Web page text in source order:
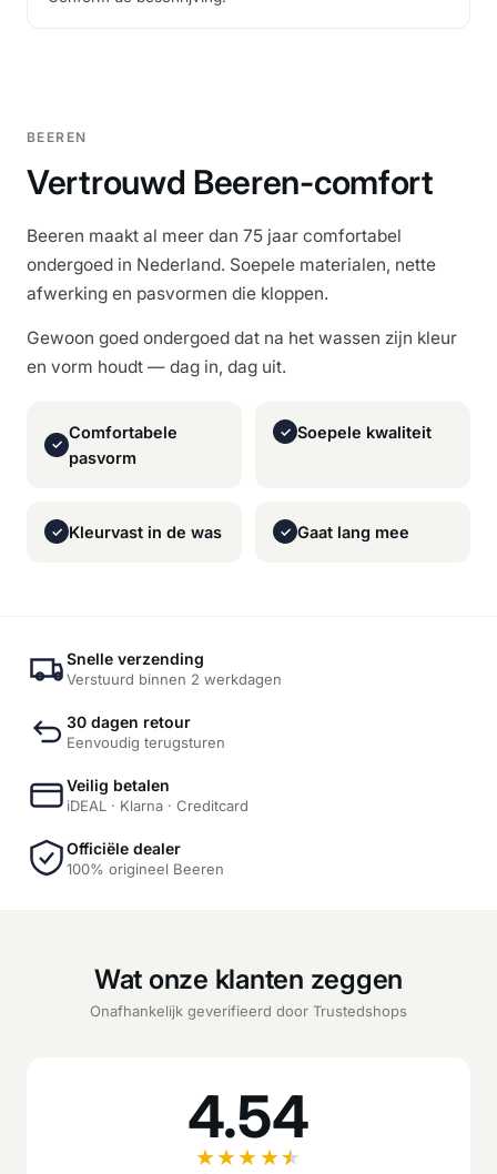
BEEREN
Vertrouwd Beeren-comfort
Beeren maakt al meer dan 75 jaar comfortabel
ondergoed in Nederland. Soepele materialen, nette
afwerking en pasvormen die kloppen.
Gewoon goed ondergoed dat na het wassen zijn kleur
en vorm houdt — dag in, dag uit.
✓
Comfortabele
pasvorm
✓ Soepele kwaliteit
✓ Kleurvast in de was ✓ Gaat lang mee
Snelle verzending
Verstuurd binnen 2 werkdagen
30 dagen retour
Eenvoudig terugsturen
Veilig betalen
iDEAL · Klarna · Creditcard
Officiële dealer
100% origineel Beeren
Wat onze klanten zeggen
Onafhankelijk geverifieerd door Trustedshops
4.54
★★★★★